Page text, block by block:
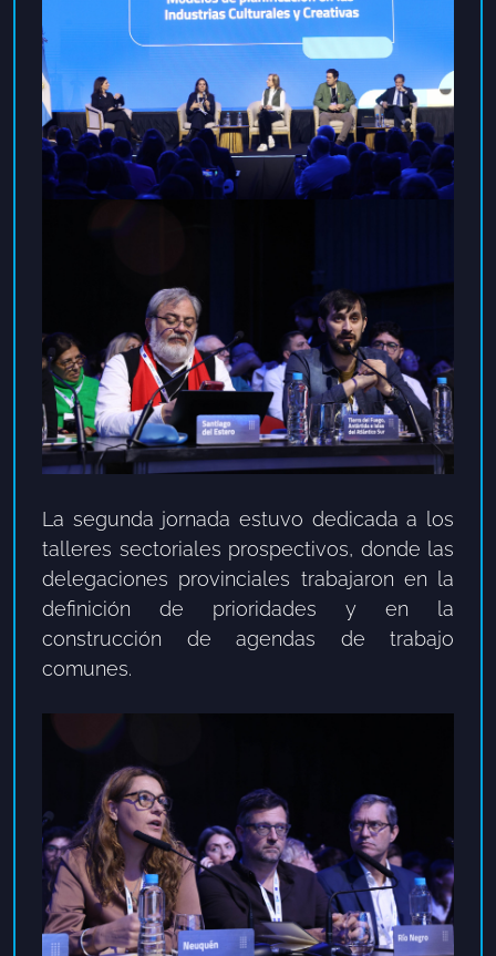
La segunda jornada estuvo dedicada a los
talleres sectoriales prospectivos, donde las
delegaciones provinciales trabajaron en la
definición de prioridades y en la
construcción de agendas de trabajo
comunes.